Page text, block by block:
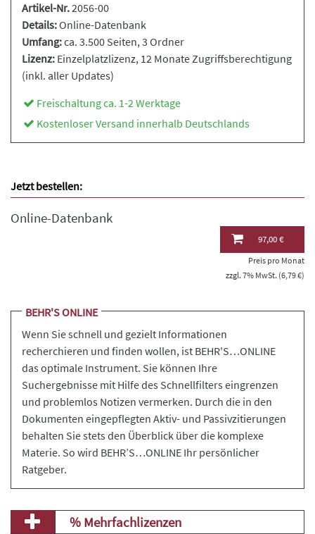
Artikel-Nr.2056-00
Details:Online-Datenbank
Umfang:ca. 3.500 Seiten, 3 Ordner
Lizenz: Einzelplatzlizenz, 12 Monate Zugriffsberechtigung
(inkl. aller Updates)
Freischaltung ca. 1-2 Werktage
Kostenloser Versand innerhalb Deutschlands
Jetzt bestellen:
Online-Datenbank
97,00 €
Preis pro Monat
zzgl. 7% MwSt. (6,79 €)
BEHR'S ONLINE
Wenn Sie schnell und gezielt Informationen
recherchieren und finden wollen, ist BEHR'S…ONLINE
das optimale Instrument. Sie können Ihre
Suchergebnisse mit Hilfe des Schnellfilters eingrenzen
und problemlos Notizen vermerken. Durch die in den
Dokumenten eingepflegten Aktiv- und Passivzitierungen
behalten Sie stets den Überblick über die komplexe
Materie. So wird BEHR’S…ONLINE Ihr persönlicher
Ratgeber.
% Mehrfachlizenzen